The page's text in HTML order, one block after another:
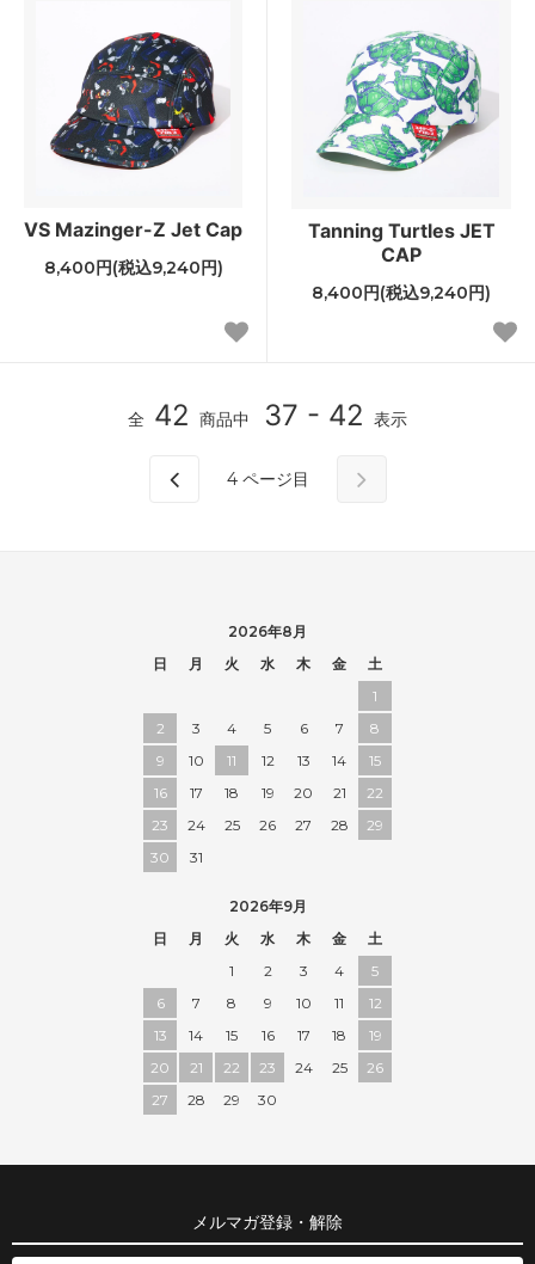
VS Mazinger-Z Jet Cap
8,400円(税込9,240円)
Tanning Turtles JET
CAP
8,400円(税込9,240円)
全 42 商品中 37 - 42 表示
4 ページ目
2026年8月
日
月 火 水 木 金
土
1
2
3 4 5 6 7
8
9
10 11 12 13 14
15
16
17 18 19 20 21
22
23
24 25 26 27 28
29
30
31
2026年9月
日
月 火 水 木 金
土
1
2 3 4
5
6
7 8 9 10 11
12
13
14 15 16 17 18
19
20
21 22 23 24 25
26
27
28 29 30
メルマガ登録・解除